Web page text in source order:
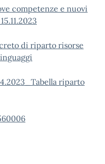
competenze e nuovi
di riparto risorse
riparto